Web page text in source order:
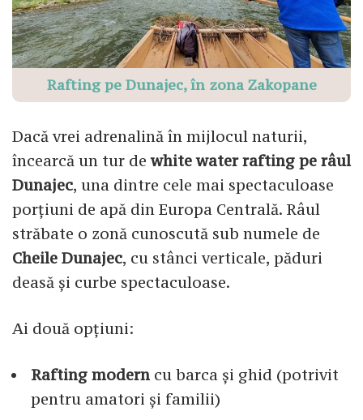
Rafting pe Dunajec, în zona Zakopane
Dacă vrei adrenalină în mijlocul naturii,
încearcă un tur dewhite water rafting pe râul
Dunajec, una dintre cele mai spectaculoase
porțiuni de apă din Europa Centrală. Râul
străbate o zonă cunoscută sub numele de
Cheile Dunajec, cu stânci verticale, păduri
deasă și curbe spectaculoase.
Ai două opțiuni:
Rafting modern cu barca și ghid (potrivit
pentru amatori și familii)